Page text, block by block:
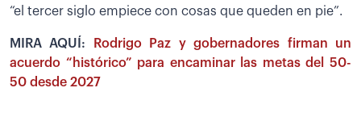
“el tercer siglo empiece con cosas que queden en pie”.
MIRA AQUÍ:
Rodrigo Paz y gobernadores firman un
acuerdo “histórico” para encaminar las metas del 50-
50 desde 2027